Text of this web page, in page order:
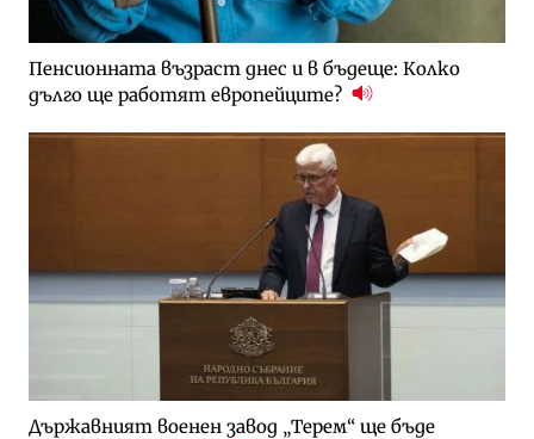
Пенсионната възраст днес и в бъдеще: Колко
дълго ще работят европейците?
Държавният военен завод „Терем“ ще бъде